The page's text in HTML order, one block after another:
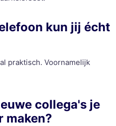
kun jij écht
praktisch. Voornamelijk
collega's je
maken?